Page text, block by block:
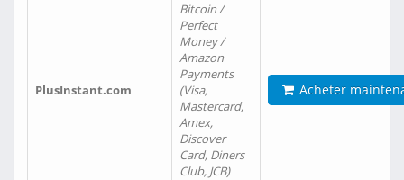
PlusInstant.com
Bitcoin /
Perfect
Money /
Amazon
Payments
(Visa,
Mastercard,
Amex,
Discover
Card, Diners
Club, JCB)
Acheter